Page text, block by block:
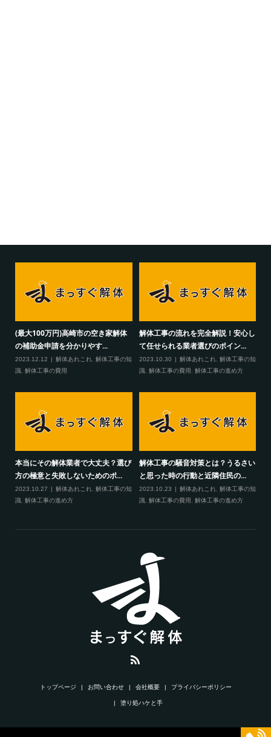
(最大100万円)高崎市の空き家解体
の補助金申請を分かりやす...
2023.12.12 解体あれこれ, 解体工事の知
識, 解体工事の費用
解体工事の流れを完全解説！安心し
て任せられる業者選びのポイン...
2023.10.30 解体あれこれ, 解体工事の知
識, 解体工事の費用 , 解体工事の進め方
本当にその解体業者で大丈夫？選び
方の極意と失敗しないためのポ...
2023.10.27 解体あれこれ
解体工事の知
識
解体工事の進め方
解体工事の騒音対策とは？うるさい
と思った時の行動と近隣住民の...
2023.10.23 解体あれこれ
解体工事の知
識
解体工事の費用 解体工事の進め方
トップページ お問い合わせ 会社概要 プライバシーポリシー
塗り処ハケと手